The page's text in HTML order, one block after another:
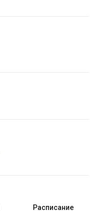
Расписание